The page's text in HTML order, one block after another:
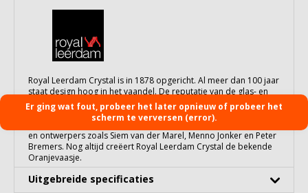
Royal Leerdam Crystal is in 1878 opgericht. Al meer dan 100 jaar
staat design hoog in het vaandel. De reputatie van de glas- en
kristalfabriek is internationaal gevestigd door beroemde
ontwerpers als Berlage, Lloyd Wright en Andries Copier.
Vandaag de dag werken we samen met moderne kunstenaars
en ontwerpers zoals Siem van der Marel, Menno Jonker en Peter
Bremers. Nog altijd creëert Royal Leerdam Crystal de bekende
Oranjevaasje.
Uitgebreide specificaties
Er ging wat fout, probeer het later opnieuw of probeer het
scherm te verversen (error).